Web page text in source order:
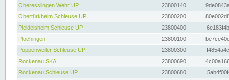
Oberesslingen Wehr UP
23800140
Obertürkheim Schleuse UP
23800200
Pleidelsheim Schleuse UP
23800400
Plochingen
23800100
Poppenweiler Schleuse UP
23800300
Rockenau SKA
23800690
Rockenau Schleuse UP
23800680